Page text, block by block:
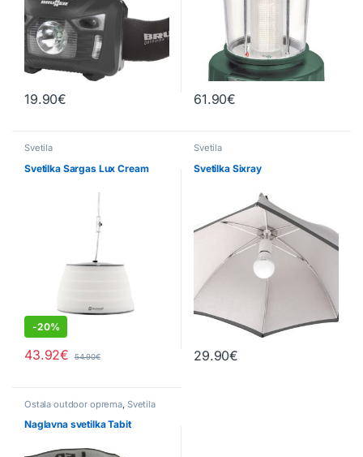
19.90€ 61.90€
Svetila
Svetilka Sargas Lux Cream
-20%
43.92€ 54.90€
Svetila
Svetilka Sixray
29.90€
Ostala outdoor oprema, Svetila
Naglavna svetilka Tabit